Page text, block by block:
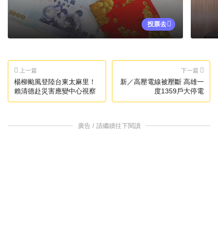
投票去
上一篇
楊柳颱風登陸台東太麻里！
賴清德赴災害應變中心視察
下一篇
新／高壓電線被壓斷 高雄一
度1359戶大停電
廣告 / 請繼續往下閱讀